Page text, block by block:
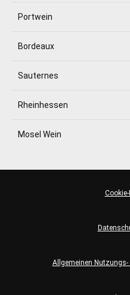
Portwein
Bordeaux
Sauternes
Rheinhessen
Mosel Wein
Allgemeinen